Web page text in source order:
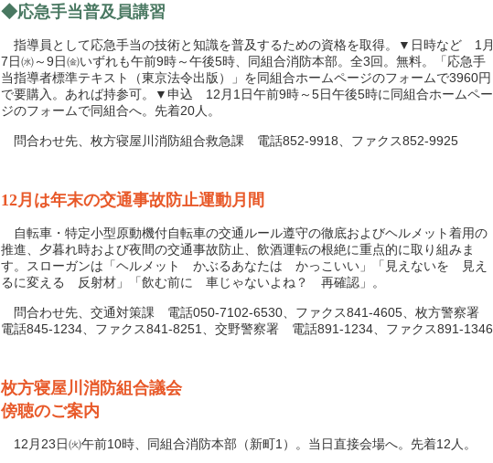
◆応急手当普及員講習
指導員として応急手当の技術と知識を普及するための資格を取得。▼日時など 1月
7日㈬～9日㈮いずれも午前9時～午後5時、同組合消防本部。全3回。無料。「応急手
当指導者標準テキスト（東京法令出版）」を同組合ホームページのフォームで3960円
で要購入。あれば持参可。▼申込 12月1日午前9時～5日午後5時に同組合ホームペー
ジのフォームで同組合へ。先着20人。
問合わせ先、枚方寝屋川消防組合救急課 電話852-9918、ファクス852-9925
12月は年末の交通事故防止運動月間
自転車・特定小型原動機付自転車の交通ルール遵守の徹底およびヘルメット着用の
推進、夕暮れ時および夜間の交通事故防止、飲酒運転の根絶に重点的に取り組みま
す。スローガンは「ヘルメット かぶるあなたは かっこいい」「見えないを 見え
るに変える 反射材」「飲む前に 車じゃないよね？ 再確認」。
問合わせ先、交通対策課 電話050-7102-6530、ファクス841-4605、枚方警察署
電話845-1234、ファクス841-8251、交野警察署 電話891-1234、ファクス891-1346
枚方寝屋川消防組合議会
傍聴のご案内
12月23日㈫午前10時、同組合消防本部（新町1）。当日直接会場へ。先着12人。